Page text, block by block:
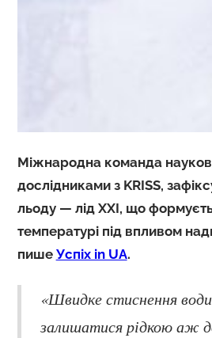
Міжнародна команда
дослідниками з KRISS,
льоду — лід XXI, що
температурі під впливом
пише Успіх in UA.
«Швидке стиснення води
залишатися рідкою аж